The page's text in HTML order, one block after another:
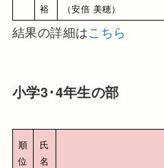
裕
（安倍 美穂）
結果の詳細はこちら
小学3･4年生の部
順
位
氏
名